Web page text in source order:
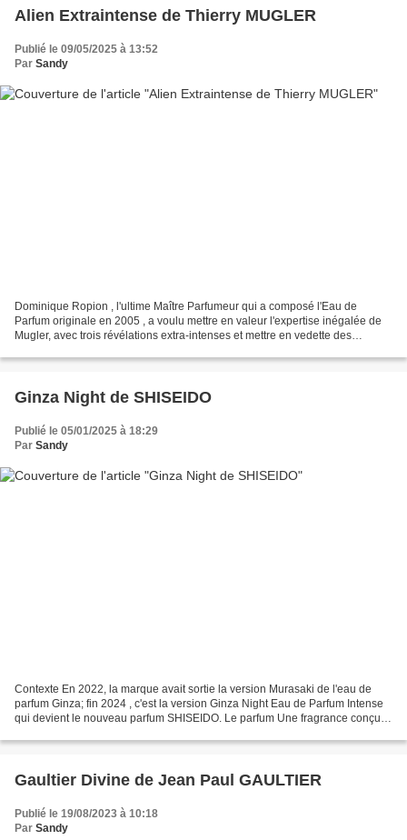
Alien Extraintense de Thierry MUGLER
Publié le 09/05/2025 à 13:52
Par Sandy
Dominique Ropion , l'ultime Maître Parfumeur qui a composé l'Eau de
Parfum originale en 2005 , a voulu mettre en valeur l'expertise inégalée de
Mugler, avec trois révélations extra-intenses et mettre en vedette des
Ginza Night de SHISEIDO
Publié le 05/01/2025 à 18:29
Par Sandy
Contexte En 2022, la marque avait sortie la version Murasaki de l'eau de
parfum Ginza; fin 2024 , c'est la version Ginza Night Eau de Parfum Intense
qui devient le nouveau parfum SHISEIDO. Le parfum Une fragrance conçue
Gaultier Divine de Jean Paul GAULTIER
Publié le 19/08/2023 à 10:18
Par Sandy